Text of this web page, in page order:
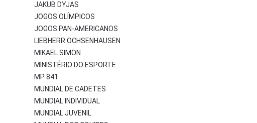
JAKUB DYJAS
JOGOS OLÍMPICOS
JOGOS PAN-AMERICANOS
LIEBHERR OCHSENHAUSEN
MIKAEL SIMON
MINISTÉRIO DO ESPORTE
MP 841
MUNDIAL DE CADETES
MUNDIAL INDIVIDUAL
MUNDIAL JUVENIL